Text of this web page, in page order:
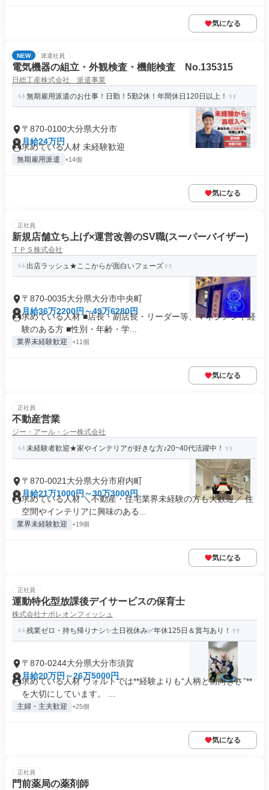
気になる
NEW 派遣社員
電気機器の組立・外観検査・機能検査 No.135315
日総工産株式会社 派遣事業
無期雇用派遣のお仕事！日勤！5勤2休！年間休日120日以上！
〒870-0100大分県大分市
月給24万円
求めている人材 未経験歓迎
無期雇用派遣 +14個
気になる
正社員
新規店舗立ち上げ×運営改善のSV職(スーパーバイザー)
ＴＰＳ株式会社
出店ラッシュ★ここからが面白いフェーズ
〒870-0035大分県大分市中央町
月給36万2200円～49万6280円
求めている人材 ■店長・副店長・リーダー等、マネジメント経
験のある方 ■性別・年齢・学...
業界未経験歓迎 +11個
気になる
正社員
不動産営業
ジー・アール・シー株式会社
未経験者歓迎★家やインテリアが好きな方♪20~40代活躍中！
〒870-0021大分県大分市府内町
月給21万1000円～30万3000円
求めている人材 ＼不動産・住宅業界未経験の方も大歓迎／ 住
空間やインテリアに興味のある...
業界未経験歓迎 +19個
気になる
正社員
運動特化型放課後デイサービスの保育士
株式会社ナポレオンフィッシュ
残業ゼロ・持ち帰りナシ✨土日祝休み✅年休125日＆賞与あり！
〒870-0244大分県大分市須賀
月給20万円～26万5000円
求めている人材 ウォルトでは**経験よりも“人柄と前向きさ”**
を大切にしています。 ...
主婦・主夫歓迎 +25個
気になる
正社員
門前薬局の薬剤師